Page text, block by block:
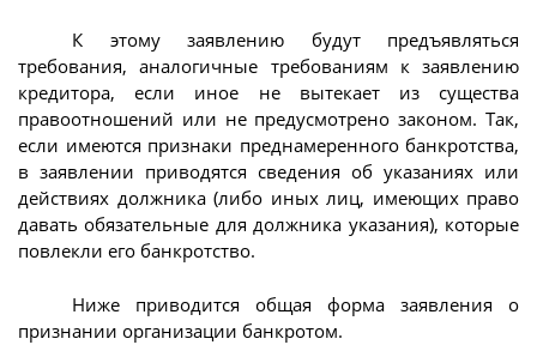
К этому заявлению будут предъявляться
требования, аналогичные требованиям к заявлению
кредитора, если иное не вытекает из существа
правоотношений или не предусмотрено законом. Так,
если имеются признаки преднамеренного банкротства,
в заявлении приводятся сведения об указаниях или
действиях должника (либо иных лиц, имеющих право
давать обязательные для должника указания), которые
повлекли его банкротство.
Ниже приводится общая форма заявления о
признании организации банкротом.